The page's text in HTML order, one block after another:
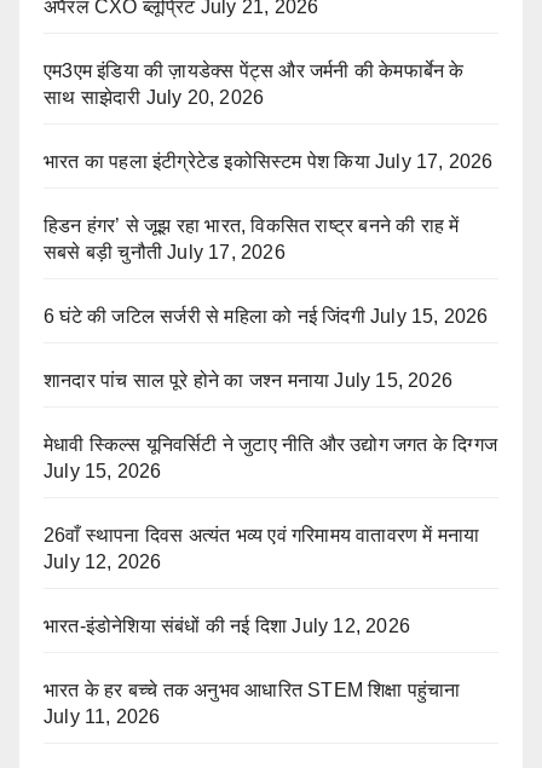
अपैरल CXO ब्लूप्रिंट July 21, 2026
एम3एम इंडिया की ज़ायडेक्स पेंट्स और जर्मनी की केमफार्बेन के
साथ साझेदारी July 20, 2026
भारत का पहला इंटीग्रेटेड इकोसिस्टम पेश किया July 17, 2026
हिडन हंगर’ से जूझ रहा भारत, विकसित राष्ट्र बनने की राह में
सबसे बड़ी चुनौती July 17, 2026
6 घंटे की जटिल सर्जरी से महिला को नई जिंदगी July 15, 2026
शानदार पांच साल पूरे होने का जश्न मनाया July 15, 2026
मेधावी स्किल्स यूनिवर्सिटी ने जुटाए नीति और उद्योग जगत के दिग्गज
July 15, 2026
26वाँ स्थापना दिवस अत्यंत भव्य एवं गरिमामय वातावरण में मनाया
July 12, 2026
भारत-इंडोनेशिया संबंधों की नई दिशा July 12, 2026
भारत के हर बच्चे तक अनुभव आधारित STEM शिक्षा पहुंचाना
July 11, 2026